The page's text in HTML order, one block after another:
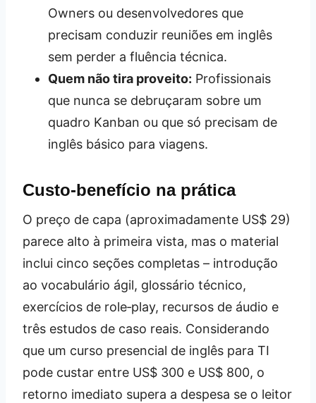
Owners ou desenvolvedores que
precisam conduzir reuniões em inglês
sem perder a fluência técnica.
Quem não tira proveito: Profissionais
que nunca se debruçaram sobre um
quadro Kanban ou que só precisam de
inglês básico para viagens.
Custo‑benefício na prática
O preço de capa (aproximadamente US$ 29)
parece alto à primeira vista, mas o material
inclui cinco seções completas – introdução
ao vocabulário ágil, glossário técnico,
exercícios de role‑play, recursos de áudio e
três estudos de caso reais. Considerando
que um curso presencial de inglês para TI
pode custar entre US$ 300 e US$ 800, o
retorno imediato supera a despesa se o leitor